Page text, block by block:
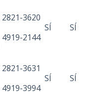
2821-3620
4919-2144
SÍ SÍ
2821-3631
4919-3994
SÍ SÍ